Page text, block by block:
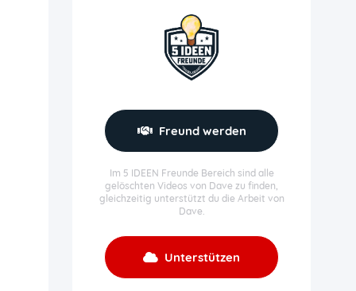
Freund werden
Im 5 IDEEN Freunde Bereich sind alle
gelöschten Videos von Dave zu finden,
gleichzeitig unterstützt du die Arbeit von
Dave.
Unterstützen